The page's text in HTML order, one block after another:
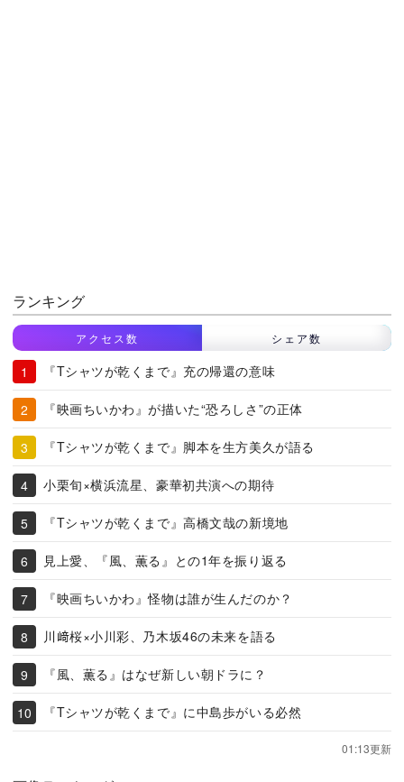
ランキング
アクセス数 シェア数
『Tシャツが乾くまで』充の帰還の意味
『映画ちいかわ』が描いた“恐ろしさ”の正体
『Tシャツが乾くまで』脚本を生方美久が語る
小栗旬×横浜流星、豪華初共演への期待
『Tシャツが乾くまで』高橋文哉の新境地
見上愛、『風、薫る』との1年を振り返る
『映画ちいかわ』怪物は誰が生んだのか？
川﨑桜×小川彩、乃木坂46の未来を語る
『風、薫る』はなぜ新しい朝ドラに？
『Tシャツが乾くまで』に中島歩がいる必然
01:13更新